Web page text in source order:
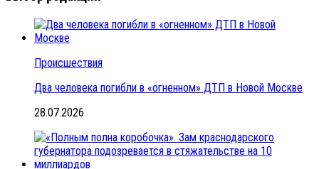
Происшествия
Два человека погибли в «огненном» ДТП в Новой Москве
28.07.2026